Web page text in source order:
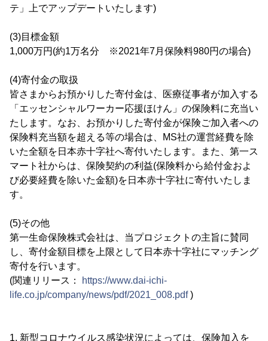
テ」上でアップデートいたします)
(3)目標金額
1,000万円(約1万名分 ※2021年7月保険料980円の場合)
(4)寄付金の取扱
皆さまからお預かりした寄付金は、医療従事者が加入する
「エッセンシャルワーカー応援ほけん」の保険料に充当い
たします。なお、お預かりした寄付金が保険ご加入者への
保険料充当額を超える等の場合は、MS社の運営経費を除
いた全額を日本赤十字社へ寄付いたします。また、第一ス
マート社からは、保険契約の利益(保険料から給付金およ
び必要経費を除いた金額)を日本赤十字社に寄付いたしま
す。
(5)その他
第一生命保険株式会社は、当プロジェクトの主旨に賛同
し、寄付金額目標を上限として日本赤十字社にマッチング
寄付を行います。
(関連リリース：
https://www.dai-ichi-
life.co.jp/company/news/pdf/2021_008.pdf)
1. 新型コロナウイルス感染状況によっては、保険加入を